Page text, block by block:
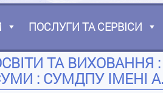
ПОСЛУГИ ТА СЕРВІСИ
ТА ВИХОВАННЯ
: СУМДПУ ІМЕНІ